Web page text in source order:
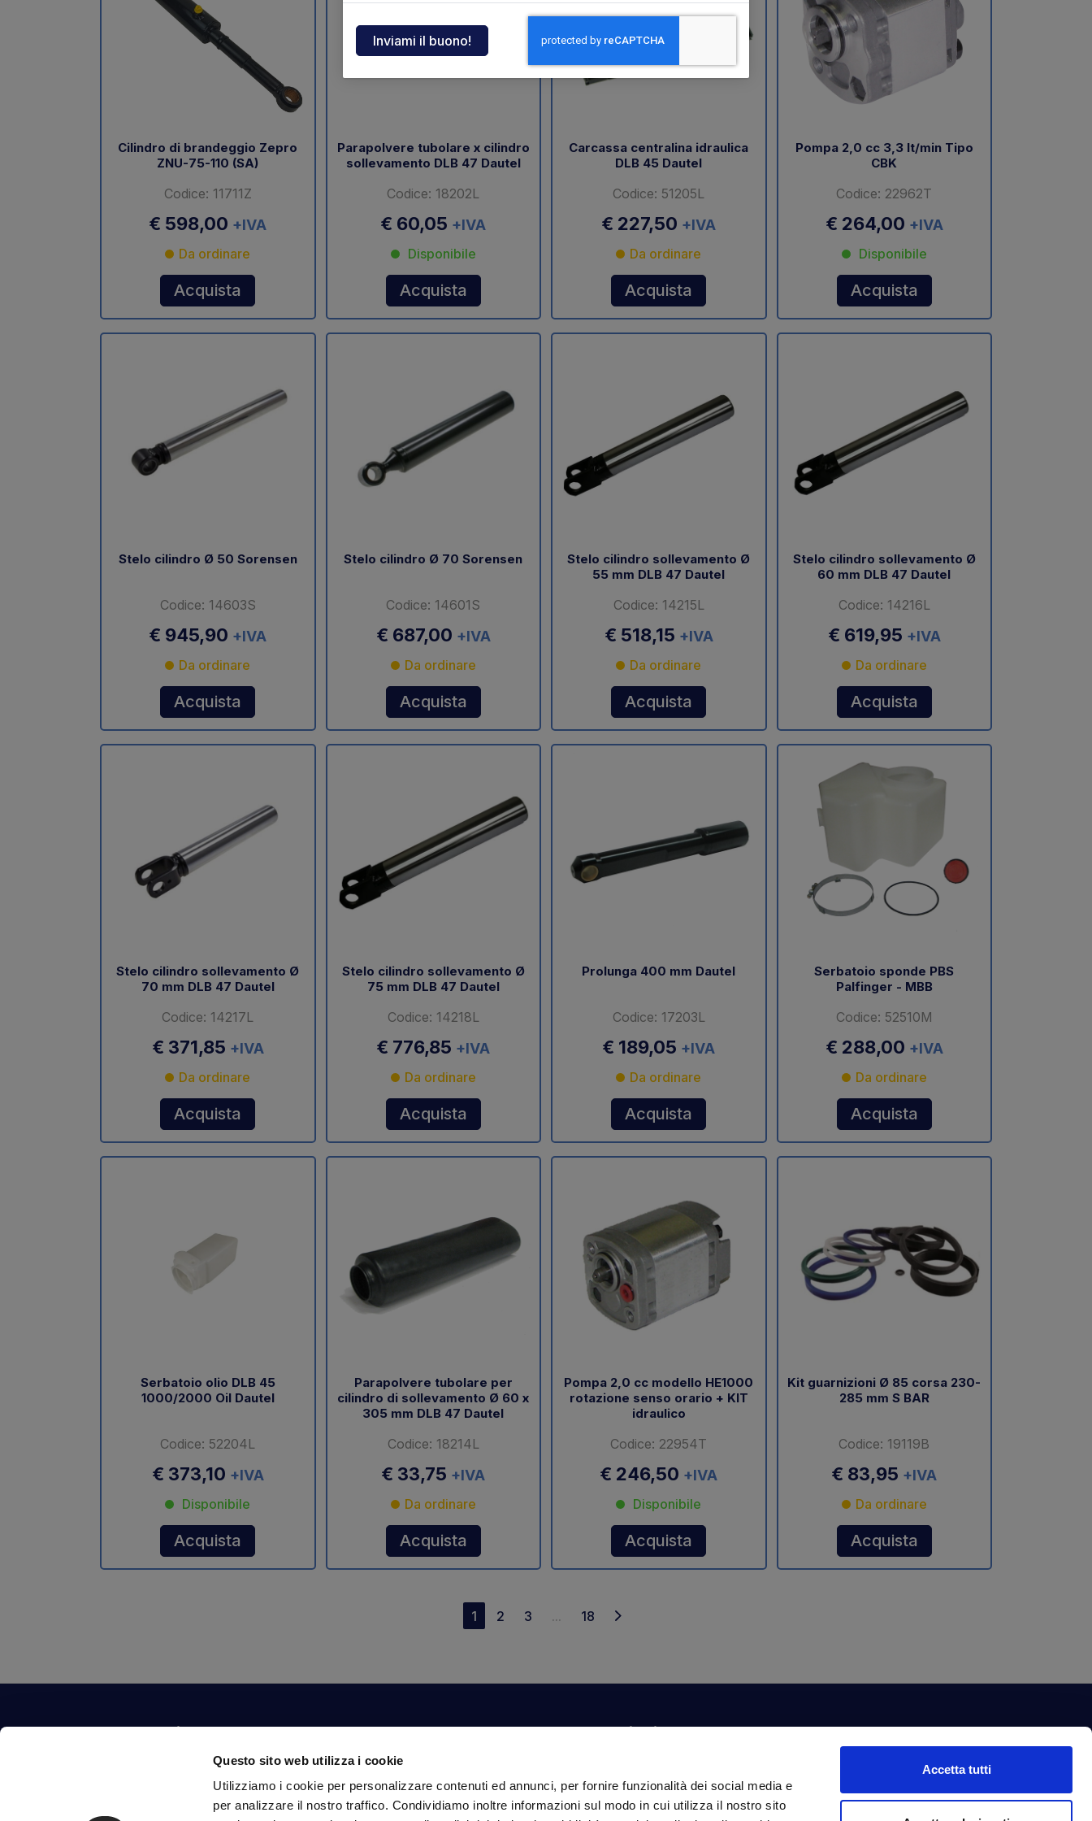
Questo sito web utilizza i cookie
Utilizziamo i cookie per personalizzare contenuti ed annunci, per fornire funzionalità dei social media e
per analizzare il nostro traffico. Condividiamo inoltre informazioni sul modo in cui utilizza il nostro sito
Accetta tutti
Centraline
Elefantcar
Palfinger
Cilindro di brandeggio Zepro
ZNU-75-110 (SA)
Codice: 11711Z
€ 598,00 +IVA
Da ordinare
Acquista
Parapolvere tubolare x cilindro
sollevamento DLB 47 Dautel
Codice: 18202L
€ 60,05 +IVA
Disponibile
Acquista
Carcassa centralina idraulica
DLB 45 Dautel
Codice: 51205L
€ 227,50 +IVA
Da ordinare
Acquista
Pompa 2,0 cc 3,3 lt/min Tipo
CBK
Codice: 22962T
€ 264,00 +IVA
Disponibile
Acquista
Stelo cilindro Ø 50 Sorensen
Codice: 14603S
€ 945,90 +IVA
Da ordinare
Acquista
Stelo cilindro Ø 70 Sorensen
Codice: 14601S
€ 687,00 +IVA
Da ordinare
Acquista
Stelo cilindro sollevamento Ø
55 mm DLB 47 Dautel
Codice: 14215L
€ 518,15 +IVA
Da ordinare
Acquista
Stelo cilindro sollevamento Ø
60 mm DLB 47 Dautel
Codice: 14216L
€ 619,95 +IVA
Da ordinare
Acquista
Stelo cilindro sollevamento Ø
70 mm DLB 47 Dautel
Codice: 14217L
€ 371,85 +IVA
Da ordinare
Acquista
Stelo cilindro sollevamento Ø
75 mm DLB 47 Dautel
Codice: 14218L
€ 776,85 +IVA
Da ordinare
Acquista
Prolunga 400 mm Dautel
Codice: 17203L
€ 189,05 +IVA
Da ordinare
Acquista
Serbatoio sponde PBS
Palfinger - MBB
Codice: 52510M
€ 288,00 +IVA
Da ordinare
Acquista
Serbatoio olio DLB 45
1000/2000 Oil Dautel
Codice: 52204L
€ 373,10 +IVA
Disponibile
Acquista
Parapolvere tubolare per
cilindro di sollevamento Ø 60 x
305 mm DLB 47 Dautel
Codice: 18214L
€ 33,75 +IVA
Da ordinare
Acquista
Pompa 2,0 cc modello HE1000
rotazione senso orario + KIT
idraulico
Codice: 22954T
€ 246,50 +IVA
Disponibile
Acquista
Kit guarnizioni Ø 85 corsa 230-
285 mm S BAR
Codice: 19119B
€ 83,95 +IVA
Da ordinare
Acquista
1 2 3 ... 18
Contattaci Il tuo account
Ordini
Dati personali
Informazioni
Condizioni di vendita
Pagamenti
Newsletter
Iscriviti alla nostra newsletter per ottenere
fantastici vantaggi in esclusiva per te.